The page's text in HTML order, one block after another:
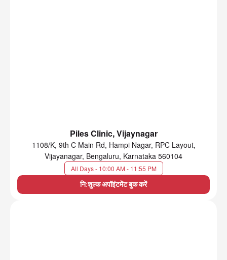
Piles Clinic, Vijaynagar
1108/K, 9th C Main Rd, Hampi Nagar, RPC Layout,
Vijayanagar, Bengaluru, Karnataka 560104
All Days - 10:00 AM - 11:55 PM
नि:शुल्क अपॉइंटमेंट बुक करें